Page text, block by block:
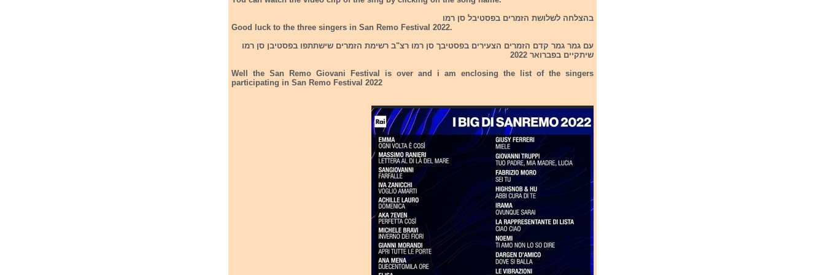
בהצלחה לשלושת הזמרים בפסטיבל סן רמו
Good luck to the three singers in San Remo Festival 2022.
עם גמר גמר קדם הזמרים הצעירים בפסטיבך סן רמו רצ"ב רשימת הזמרים שישתתפו בפסטיבן סן רמו
שיתקיים בפברואר 2022
Well the San Remo Giovani Festival is over and i am enclosing the list of the singers
participating in San Remo Festival 2022